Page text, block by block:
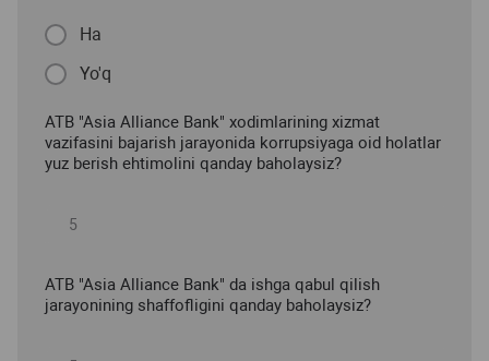
Ha
Yo'q
ATB "Asia Alliance Bank" xodimlarining xizmat
vazifasini bajarish jarayonida korrupsiyaga oid holatlar
yuz berish ehtimolini qanday baholaysiz?
ATB "Asia Alliance Bank" da ishga qabul qilish
jarayonining shaffofligini qanday baholaysiz?